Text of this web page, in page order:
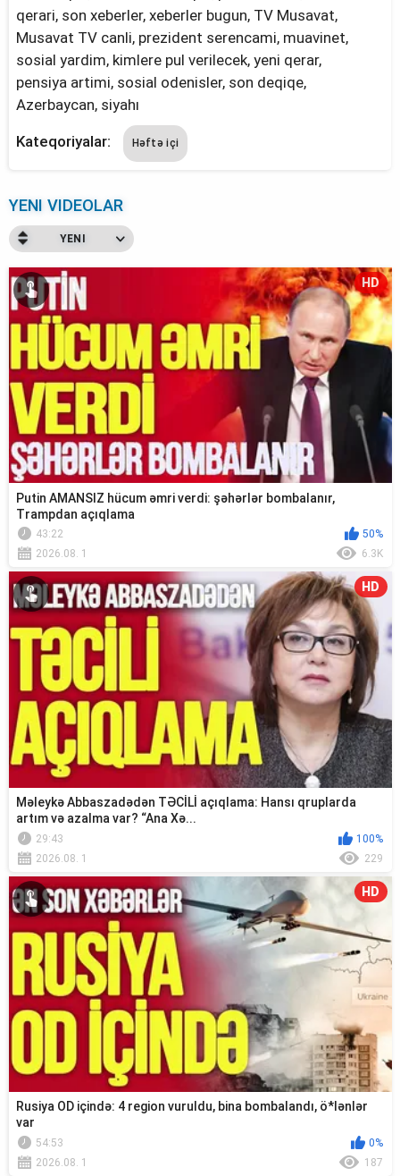
qerari, son xeberler, xeberler bugun, TV Musavat,
Musavat TV canli, prezident serencami, muavinet,
sosial yardim, kimlere pul verilecek, yeni qerar,
pensiya artimi, sosial odenisler, son deqiqe,
Azerbaycan, siyahı
Kateqoriyalar: Həftə içi
YENI VIDEOLAR
YENI
HD
Putin AMANSIZ hücum əmri verdi: şəhərlər bombalanır,
Trampdan açıqlama
43:22
50%
2026.08. 1
6.3K
HD
Məleykə Abbaszadədən TƏCİLİ açıqlama: Hansı qruplarda
artım və azalma var? “Ana Xə...
29:43
100%
2026.08. 1
229
HD
Rusiya OD içində: 4 region vuruldu, bina bombalandı, ö*lənlər
var
54:53
0%
2026.08. 1
187